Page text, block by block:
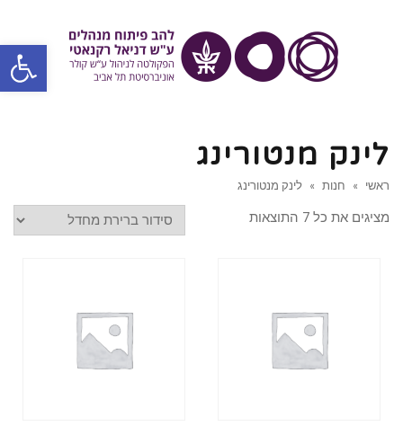
פתח
לינק מנטורינג
ראשי » חנות » לינק מנטורינג
מציגים את כל ⁦7⁩ התוצאות